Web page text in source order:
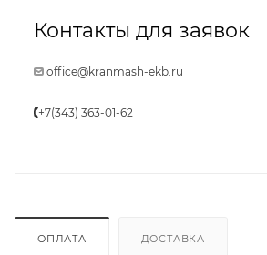
Контакты для заявок
office@kranmash-ekb.ru
+7(343) 363-01-62
ОПЛАТА ДОСТАВКА